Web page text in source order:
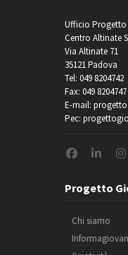
Ufficio Progetto
Centro Altinate
Via Altinate 71
35121 Padova
Tel: 049 8204742
Fax: 049 8204747
E-mail:
Pec:
Progetto
Chi siamo